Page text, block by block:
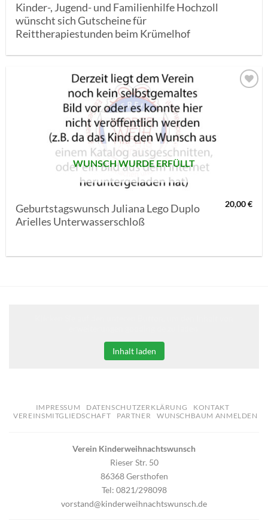
Kinder-, Jugend- und Familienhilfe Hochzoll
wünscht sich Gutscheine für
Reittherapiestunden beim Krümelhof
WUNSCH WURDE ERFÜLLT
Geburtstagswunsch Juliana Lego Duplo
Arielles Unterwasserschloß
20,00€
Inhalt laden
IMPRESSUM DATENSCHUTZERKLÄRUNG
KONTAKT
VEREINSMITGLIEDSCHAFT
PARTNER WUNSCHBAUM ANMELDEN
Verein Kinderweihnachtswunsch
Rieser Str. 50
86368 Gersthofen
Tel: 0821/298098
vorstand@kinderweihnachtswunsch.de